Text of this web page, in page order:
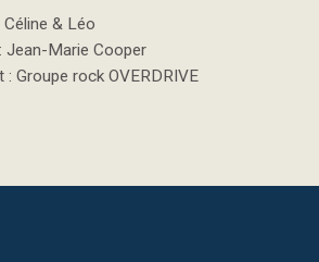
& Léo
Jean-Marie Cooper
: Groupe rock OVERDRIVE